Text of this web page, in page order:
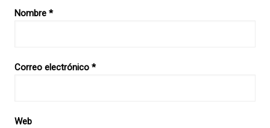
Nombre *
Correo electrónico *
Web